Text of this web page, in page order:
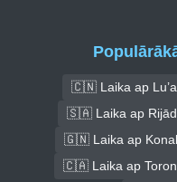
🇨🇳 Laika ap
🇸🇦 Laika ap
🇬🇳 Laika ap
🇨🇦 Laika ap